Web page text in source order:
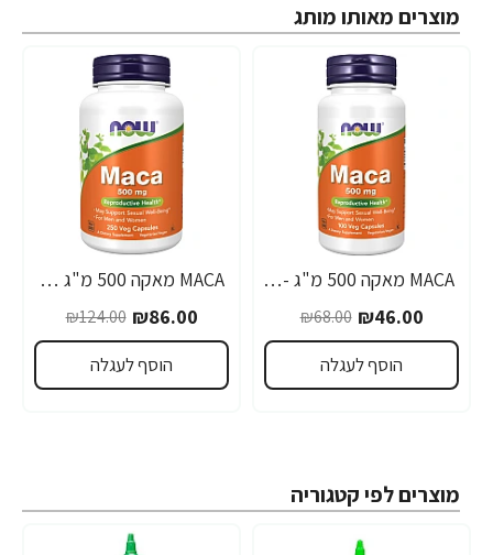
מוצרים מאותו מותג
-32%
MACA מאקה 500 מ"ג - 100 כמוסות - מבית NOW FOODS
₪46.00
₪68.00
הוסף לעגלה
-31%
MACA מאקה 500 מ"ג 250 כמוסות - מבית NOW FOODS
₪86.00
₪124.00
הוסף לעגלה
מוצרים לפי קטגוריה